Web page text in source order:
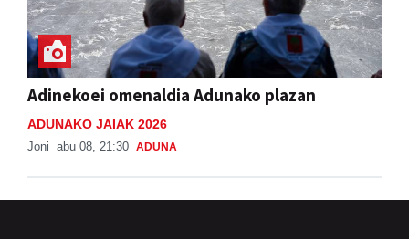
Adinekoei omenaldia Adunako plazan
ADUNAKO JAIAK 2026
Joni abu 08, 21:30 ADUNA